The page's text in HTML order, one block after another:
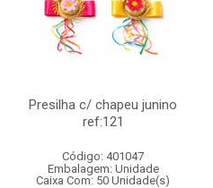
Presilha c/ chapeu junino
ref:121
Código: 401047
Embalagem: Unidade
Caixa Com: 50 Unidade(s)